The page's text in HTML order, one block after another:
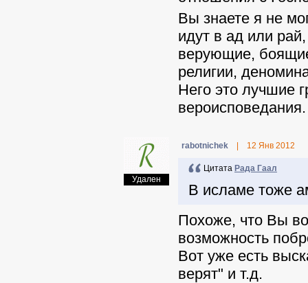
Вы знаете я не
идут в ад или
верующие,
религии,
Него это лучшие
вероисповедания.
Удален
rabotnichek 12 Янв 2012
Цитата Рада Гаал
В исламе тоже
Похоже, что Вы
возможность
Вот уже есть
верят" и т.д.